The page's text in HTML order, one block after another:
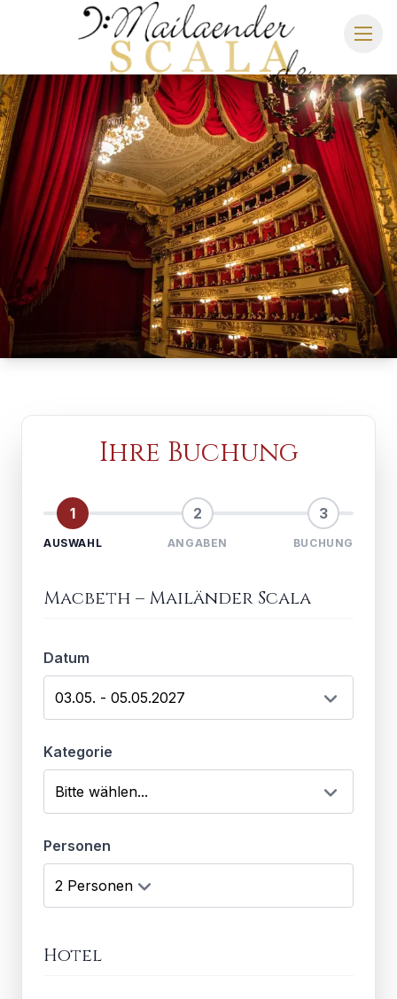
MAILÄNDER SCALA
SPIELPLAN 2026/2027
SITZPLAN HOTELS
Ihre Buchung
1
AUSWAHL
2
ANGABEN
3
BUCHUNG
Macbeth – Mailänder Scala
Datum
Kategorie
Personen
Hotel